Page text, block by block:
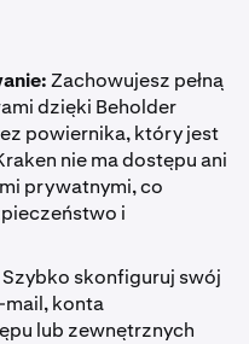
Zachowujesz pełną
dzięki Beholder
powiernika, który jest
nie ma dostępu ani
prywatnymi, co
i
Szybko skonfiguruj swój
konta
lub zewnętrznych